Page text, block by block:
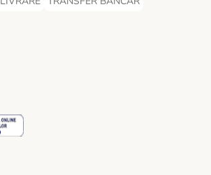
Payment Method
TRANSFER BANCAR Payment
Shipping Method
Security